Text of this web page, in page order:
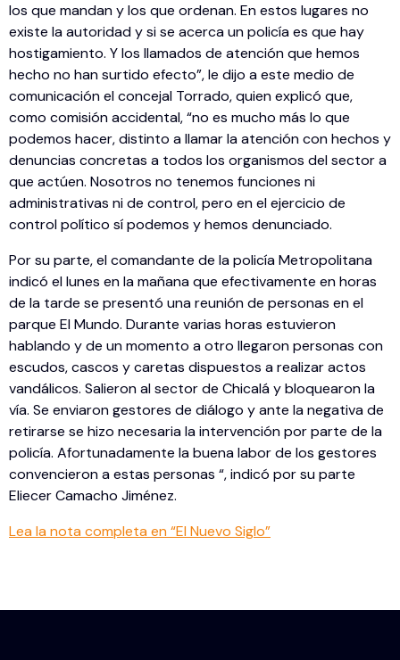
los que mandan y los que ordenan. En estos lugares no
existe la autoridad y si se acerca un policía es que hay
hostigamiento. Y los llamados de atención que hemos
hecho no han surtido efecto”, le dijo a este medio de
comunicación el concejal Torrado, quien explicó que,
como comisión accidental, “no es mucho más lo que
podemos hacer, distinto a llamar la atención con hechos y
denuncias concretas a todos los organismos del sector a
que actúen. Nosotros no tenemos funciones ni
administrativas ni de control, pero en el ejercicio de
control político sí podemos y hemos denunciado.
Por su parte, el comandante de la policía Metropolitana
indicó el lunes en la mañana que efectivamente en horas
de la tarde se presentó una reunión de personas en el
parque El Mundo. Durante varias horas estuvieron
hablando y de un momento a otro llegaron personas con
escudos, cascos y caretas dispuestos a realizar actos
vandálicos. Salieron al sector de Chicalá y bloquearon la
vía. Se enviaron gestores de diálogo y ante la negativa de
retirarse se hizo necesaria la intervención por parte de la
policía. Afortunadamente la buena labor de los gestores
convencieron a estas personas “, indicó por su parte
Eliecer Camacho Jiménez.
Lea la nota completa en “El Nuevo Siglo”